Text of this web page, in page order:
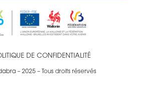
DE CONFIDENTIALITÉ
– 2025 – Tous droits réservés